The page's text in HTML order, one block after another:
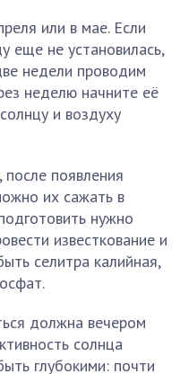
или в мае. Если
еще не установилась,
недели проводим
неделю начните её
и воздуху
появления
их сажать в
нужно
известкование и
селитра калийная,
должна вечером
солнца
глубокими: почти